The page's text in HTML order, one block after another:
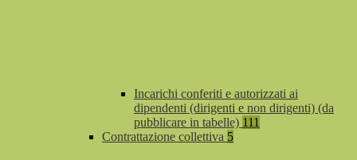
Incarichi conferiti e autorizzati ai
dipendenti (dirigenti e non dirigenti) (da
pubblicare in tabelle) 111
Contrattazione collettiva 5